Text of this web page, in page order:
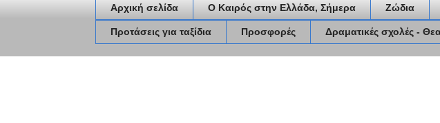
Αρχική σελίδα Ο Καιρός στην Ελλάδα, Σήμερα Ζώδια
Προτάσεις για ταξίδια Προσφορές Δραματικές σχολές -